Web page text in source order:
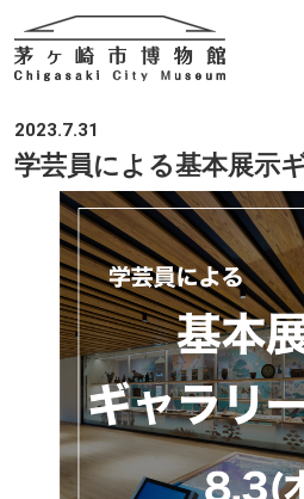
2023.7.31
学芸員による基本展示